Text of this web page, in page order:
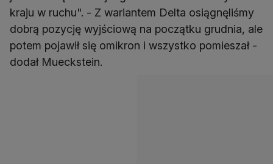
kraju w ruchu". - Z wariantem Delta osiągnęliśmy
dobrą pozycję wyjściową na początku grudnia, ale
potem pojawił się omikron i wszystko pomieszał -
dodał Mueckstein.